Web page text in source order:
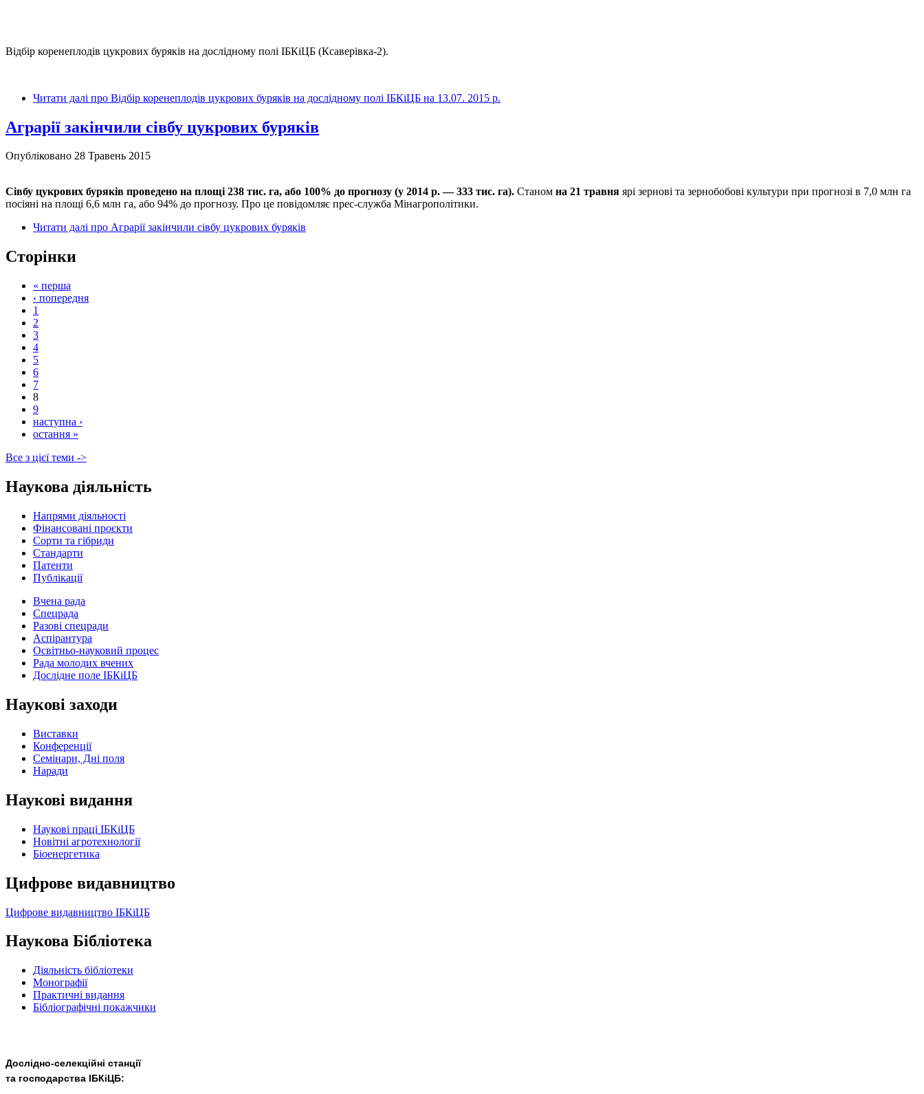
Відбір коренеплодів цукрових буряків на дослідному полі ІБКіЦБ (Ксаверівка-2).
Читати далі про Відбір коренеплодів цукрових буряків на дослідному полі ІБКіЦБ на 13.07. 2015 р.
Аграрії закінчили сівбу цукрових буряків
Опубліковано 28 Травень 2015
Сівбу цукрових буряків проведено на площі 238 тис. га, або 100% до прогнозу (у 2014 р. — 333 тис. га). Станом на 21 травня ярі зернові та зернобобові культури при прогнозі в 7,0 млн га
посіяні на площі 6,6 млн га, або 94% до прогнозу. Про це повідомляє прес-служба Мінагрополітики.
Читати далі про Аграрії закінчили сівбу цукрових буряків
Сторінки
« перша
‹ попередня
1
2
3
4
5
6
7
8
9
наступна ›
остання »
Все з цієї теми ->
Наукова діяльність
Напрями діяльності
Фінансовані проєкти
Сорти та гібриди
Стандарти
Патенти
Публікації
Вчена рада
Спецрада
Разові спецради
Аспірантура
Освітньо-науковий процес
Рада молодих вчених
Дослідне поле ІБКіЦБ
Наукові заходи
Виставки
Конференції
Семінари, Дні поля
Наради
Наукові видання
Наукові праці ІБКіЦБ
Новітні агротехнології
Бiоенергетика
Цифрове видавництво
Цифрове видавництво ІБКіЦБ
Наукова Бібліотека
Діяльність бібліотеки
Монографії
Практичні видання
Бібліографічні покажчики
Дослідно-селекційні станції
та господарства ІБКіЦБ: